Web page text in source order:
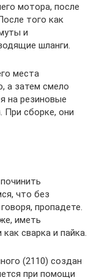
мотора, после
того как
и
шланги.
места
а затем смело
на резиновые
При сборке, они
что без
пропадете.
иметь
сварка и пайка.
(2110) создан
при помощи